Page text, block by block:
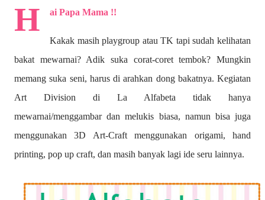
H ai Papa Mama !!
Kakak masih playgroup atau TK tapi sudah kelihatan
bakat mewarnai? Adik suka corat-coret tembok? Mungkin
memang suka seni, harus di arahkan dong bakatnya. Kegiatan
Art Division di La Alfabeta tidak hanya
mewarnai/menggambar dan melukis biasa, namun bisa juga
menggunakan 3D Art-Craft menggunakan origami, hand
printing, pop up craft, dan masih banyak lagi ide seru lainnya.